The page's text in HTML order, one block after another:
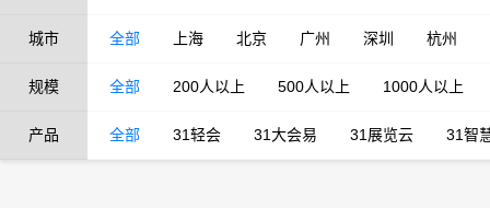
城市 全部 上海 北京 广州 深圳 杭州
规模 全部 200人以上 500人以上 1000人以上
产品 全部 31轻会 31大会易 31展览云 31智